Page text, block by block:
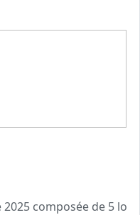
composée de 5